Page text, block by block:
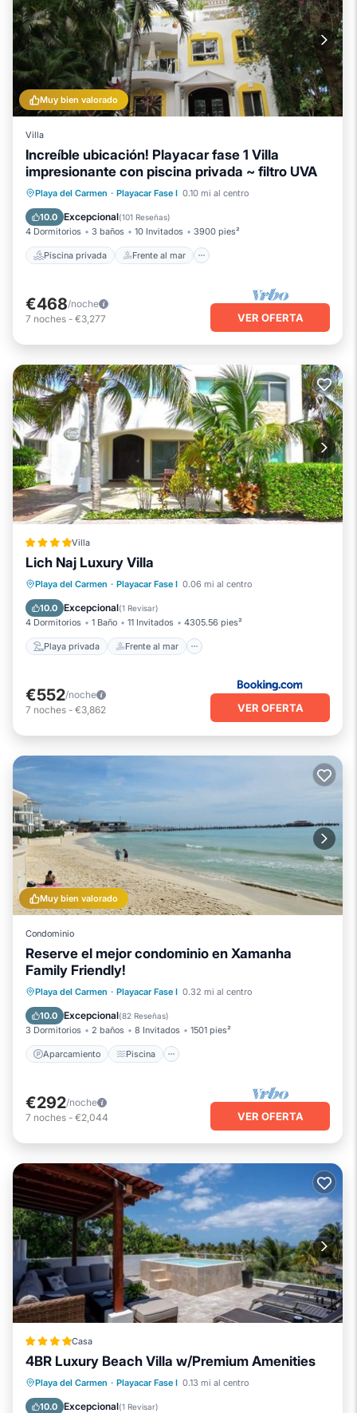
Muy bien valorado
Villa
Increíble ubicación! Playacar fase 1 Villa
impresionante con piscina privada ~ filtro UVA
Playa del Carmen · Playacar Fase I 0.10 mi al centro
10.0 Excepcional(101 Reseñas)
4 Dormitorios 3 baños 10 Invitados 3900 pies²
Piscina privada Frente al mar
Piscina privada
Frente al mar
Desayuno
Aparcamiento
€468/noche
7 noches - €3,277 VER OFERTA
Villa
Lich Naj Luxury Villa
Playa del Carmen · Playacar Fase I 0.06 mi al centro
10.0 Excepcional(1 Revisar)
4 Dormitorios 1 Baño 11 Invitados 4305.56 pies²
Playa privada Frente al mar
Playa privada
Frente al mar
Aparcamiento
€552/noche
7 noches - €3,862 VER OFERTA
Muy bien valorado
Condominio
Reserve el mejor condominio en Xamanha
Family Friendly!
Playa del Carmen · Playacar Fase I 0.32 mi al centro
10.0 Excepcional(82 Reseñas)
3 Dormitorios 2 baños 8 Invitados 1501 pies²
Aparcamiento Piscina
Aparcamiento Piscina
Vista al mar
Balcón/Terraza
€292/noche
7 noches - €2,044 VER OFERTA
Casa
4BR Luxury Beach Villa w/Premium Amenities
Playa del Carmen · Playacar Fase I 0.13 mi al centro
10.0 Excepcional(1 Revisar)
Aparcamiento
Piscina
Aire acondicionado